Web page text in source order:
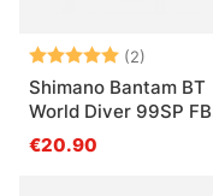
Arvio: (2)
5.0
Shimano Bantam BT
World Diver 99SP FB
99mm 16g
€20.90